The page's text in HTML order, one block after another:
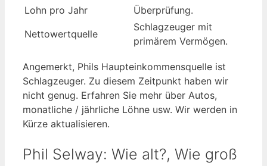
Lohn pro Jahr
Überprüfung.
Nettowertquelle
Schlagzeuger mit
primärem Vermögen.
Angemerkt, Phils Haupteinkommensquelle ist
Schlagzeuger. Zu diesem Zeitpunkt haben wir
nicht genug. Erfahren Sie mehr über Autos,
monatliche / jährliche Löhne usw. Wir werden in
Kürze aktualisieren.
Phil Selway: Wie alt?, Wie groß